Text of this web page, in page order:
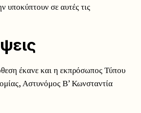
υποκύπτουν σε αυτές τις
έκανε και η εκπρόσωπος Τύπου
Αστυνόμος Β’ Κωνσταντία